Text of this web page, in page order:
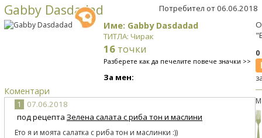
Gabby Dasdadad Потребител от 06.06.2018
Име: Gabby Dasdadad
ТИТЛА: Чирак
16 точки
Разберете как да печелите повече значки >>
За мен:
Коментари
1
07.06.2018
под рецепта Зелена салата с риба тон и маслини
Ето я и моята салатка с риба тон и маслинки :))